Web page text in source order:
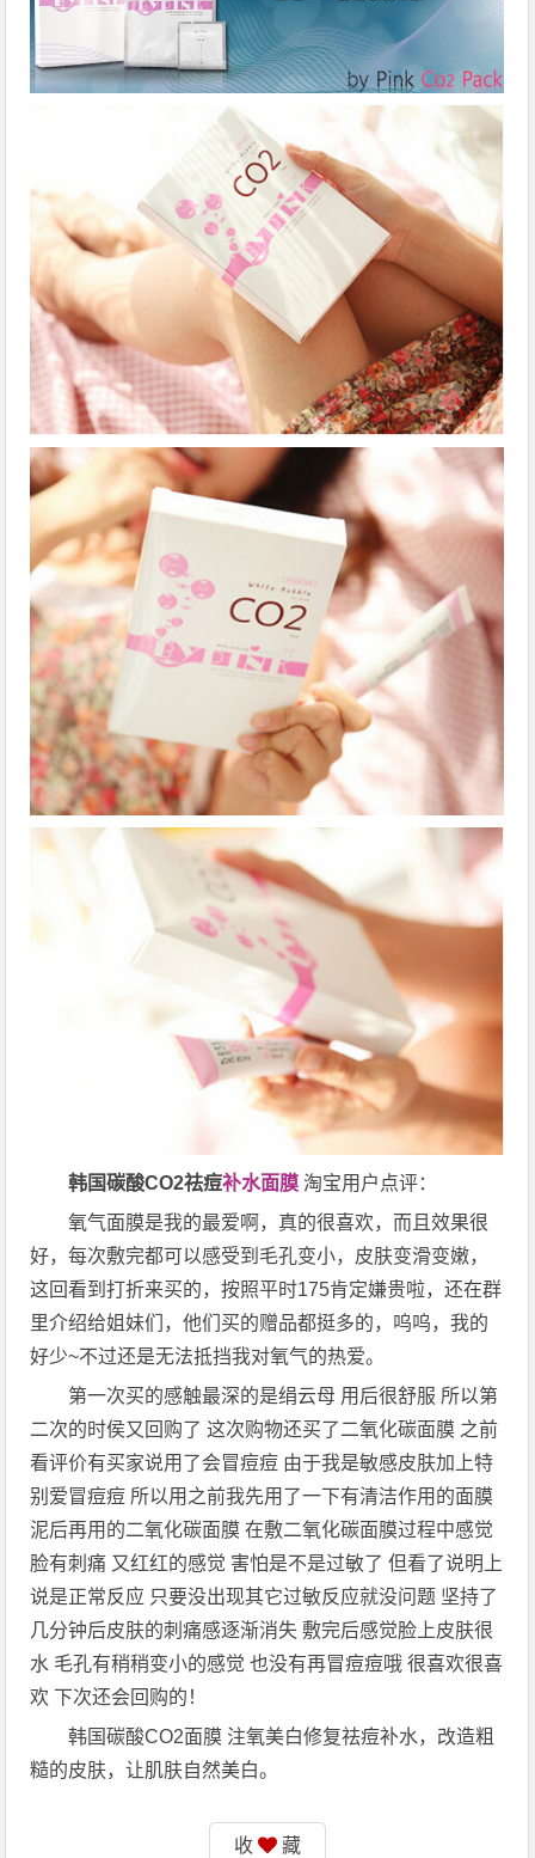
韩国碳酸CO2祛痘补水面膜 淘宝用户点评：
氧气面膜是我的最爱啊，真的很喜欢，而且效果很
好，每次敷完都可以感受到毛孔变小，皮肤变滑变嫩，
这回看到打折来买的，按照平时175肯定嫌贵啦，还在群
里介绍给姐妹们，他们买的赠品都挺多的，呜呜，我的
好少~不过还是无法抵挡我对氧气的热爱。
第一次买的感触最深的是绢云母 用后很舒服 所以第
二次的时侯又回购了 这次购物还买了二氧化碳面膜 之前
看评价有买家说用了会冒痘痘 由于我是敏感皮肤加上特
别爱冒痘痘 所以用之前我先用了一下有清洁作用的面膜
泥后再用的二氧化碳面膜 在敷二氧化碳面膜过程中感觉
脸有刺痛 又红红的感觉 害怕是不是过敏了 但看了说明上
说是正常反应 只要没出现其它过敏反应就没问题 坚持了
几分钟后皮肤的刺痛感逐渐消失 敷完后感觉脸上皮肤很
水 毛孔有稍稍变小的感觉 也没有再冒痘痘哦 很喜欢很喜
欢 下次还会回购的！
韩国碳酸CO2面膜 注氧美白修复祛痘补水，改造粗
糙的皮肤，让肌肤自然美白。
收 藏